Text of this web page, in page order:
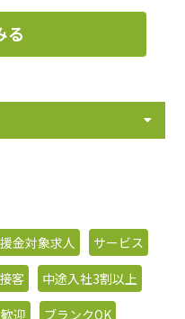
る
金対象求人
サービス
客
中途入社3割以上
迎
ブランクOK